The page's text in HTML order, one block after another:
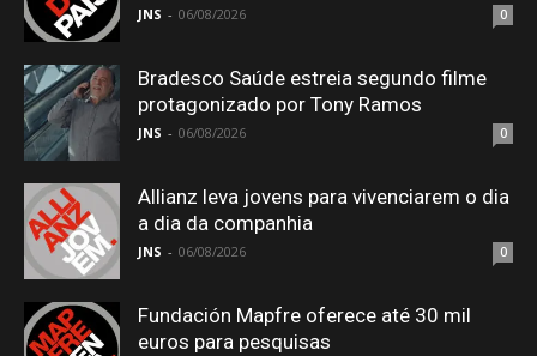
JNS - 06/08/2026 0
Bradesco Saúde estreia segundo filme
protagonizado por Tony Ramos
JNS - 06/08/2026 0
Allianz leva jovens para vivenciarem o dia
a dia da companhia
JNS - 06/08/2026 0
Fundación Mapfre oferece até 30 mil
euros para pesquisas